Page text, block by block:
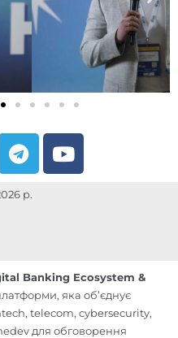
T
e
e
m
Y
o
р.
Banking Ecosystem &
яка об’єднує
telecom, cybersecurity,
для обговорення